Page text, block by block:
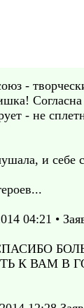
-
Согласна
- не
и
04:21 •
К ВАМ